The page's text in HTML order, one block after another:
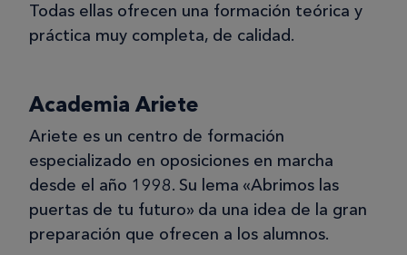
Todas ellas ofrecen una formación teórica y
práctica muy completa, de calidad.
Academia Ariete
Ariete es un centro de formación
especializado en oposiciones en marcha
desde el año 1998. Su lema «Abrimos las
puertas de tu futuro» da una idea de la gran
preparación que ofrecen a los alumnos.